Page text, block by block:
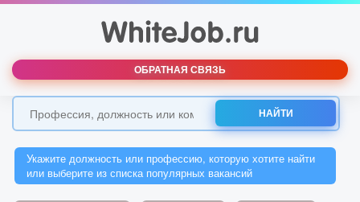
ОБРАТНАЯ СВЯЗЬ
НАЙТИ
Укажите должность или профессию, которую хотите найти
или выберите из списка популярных вакансий